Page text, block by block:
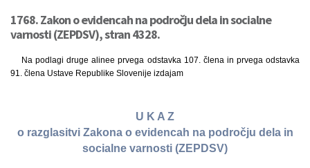
1768. Zakon o evidencah na področju dela in socialne
varnosti (ZEPDSV), stran 4328.
Na podlagi druge alinee prvega odstavka 107. člena in prvega odstavka
91. člena Ustave Republike Slovenije izdajam
U K A Z
o razglasitvi Zakona o evidencah na področju dela in
socialne varnosti (ZEPDSV)